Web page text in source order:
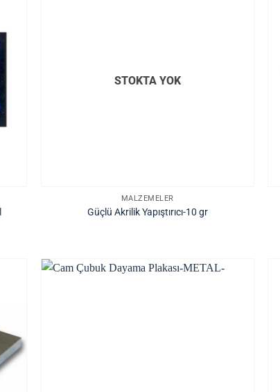
STOKTA YOK
MALZEMELER
Güçlü Akrilik Yapıştırıcı-10 gr